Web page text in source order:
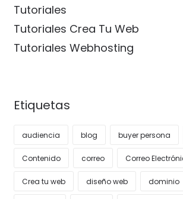
Tutoriales
Tutoriales Crea Tu Web
Tutoriales Webhosting
Etiquetas
audiencia blog buyer persona
Contenido correo Correo
Crea tu web diseño web dominio